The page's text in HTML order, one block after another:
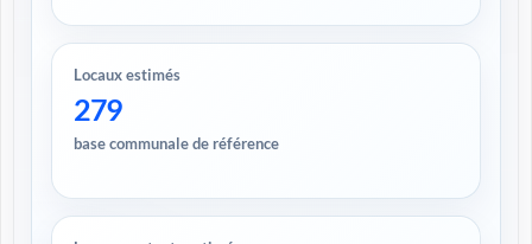
Locaux estimés
279
base communale de référence